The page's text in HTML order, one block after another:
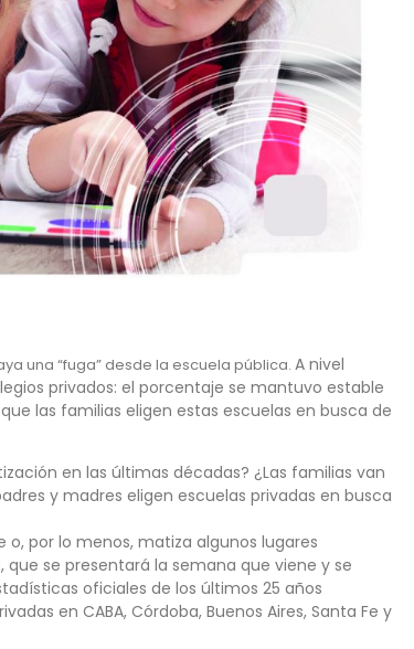
una “fuga” desde la escuela pública. A nivel
privados: el porcentaje se mantuvo estable
las familias eligen estas escuelas en busca de
en las últimas décadas? ¿Las familias van
y madres eligen escuelas privadas en busca
por lo menos, matiza algunos lugares
que se presentará la semana que viene y se
oficiales de los últimos 25 años
en CABA, Córdoba, Buenos Aires, Santa Fe y